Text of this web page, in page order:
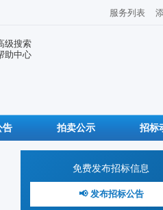
服务列表
级搜索
助中心
告 拍卖公示 招标
免费发布招标信息
📢 发布招标公告